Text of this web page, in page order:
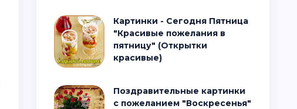
Картинки - Сегодня Пятница
"Красивые пожелания в
пятницу" (Открытки
красивые)
Поздравительные картинки
с пожеланием "Воскресенья"